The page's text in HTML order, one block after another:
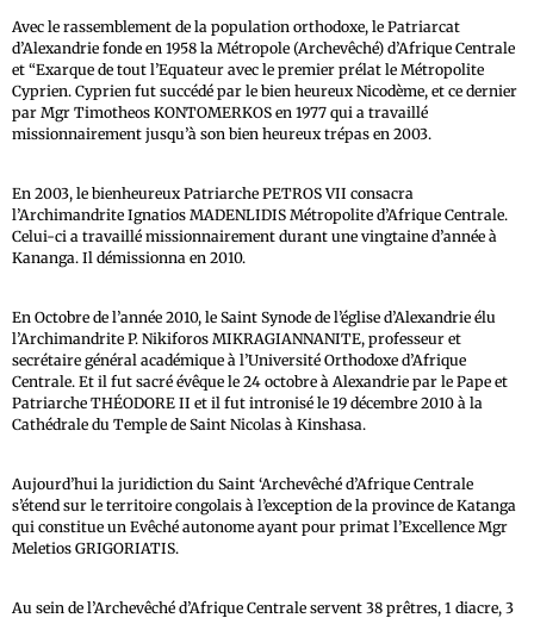
Avec le rassemblement de la population orthodoxe, le Patriarcat
d’Alexandrie fonde en 1958 la Métropole (Archevêché) d’Afrique Centrale
et “Exarque de tout l’Equateur avec le premier prélat le Métropolite
Cyprien. Cyprien fut succédé par le bien heureux Nicodème, et ce dernier
par Mgr Timotheos KONTOMERKOS en 1977 qui a travaillé
missionnairement jusqu’à son bien heureux trépas en 2003.
En 2003, le bienheureux Patriarche PETROS VII consacra
l’Archimandrite Ignatios MADENLIDIS Métropolite d’Afrique Centrale.
Celui-ci a travaillé missionnairement durant une vingtaine d’année à
Kananga. Il démissionna en 2010.
En Octobre de l’année 2010, le Saint Synode de l’église d’Alexandrie élu
l’Archimandrite P. Nikiforos MIKRAGIANNANITE, professeur et
secrétaire général académique à l’Université Orthodoxe d’Afrique
Centrale. Et il fut sacré évêque le 24 octobre à Alexandrie par le Pape et
Patriarche THÉODORE II et il fut intronisé le 19 décembre 2010 à la
Cathédrale du Temple de Saint Nicolas à Kinshasa.
Aujourd’hui la juridiction du Saint ‘Archevêché d’Afrique Centrale
s’étend sur le territoire congolais à l’exception de la province de Katanga
qui constitue un Evêché autonome ayant pour primat l’Excellence Mgr
Meletios GRIGORIATIS.
Au sein de l’Archevêché d’Afrique Centrale servent 38 prêtres, 1 diacre, 3